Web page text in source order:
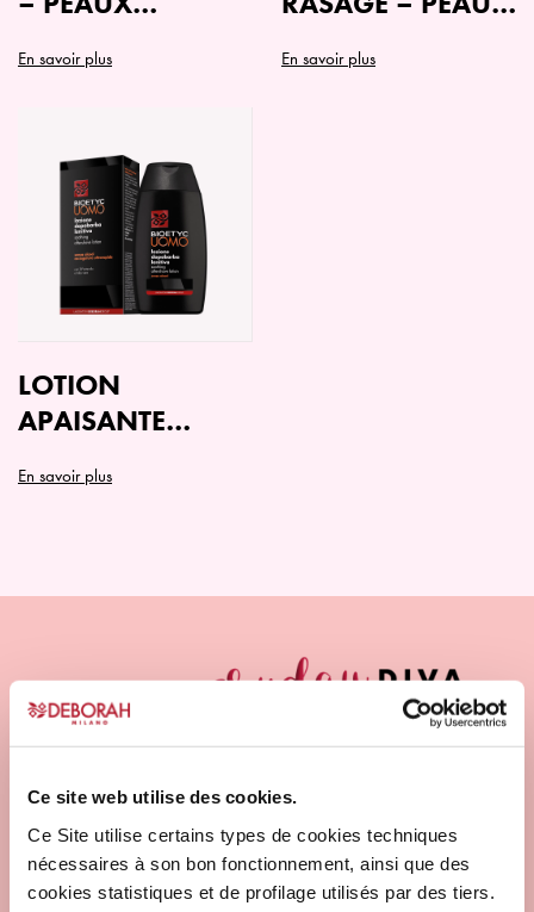
Ce site web utilise des cookies.
Ce Site utilise certains types de cookies techniques
nécessaires à son bon fonctionnement, ainsi que des
cookies statistiques et de profilage utilisés par des tiers.
En savoir plus En savoir plus
LOTION
APAISANTE
TOUS TYPES DE
En savoir plus